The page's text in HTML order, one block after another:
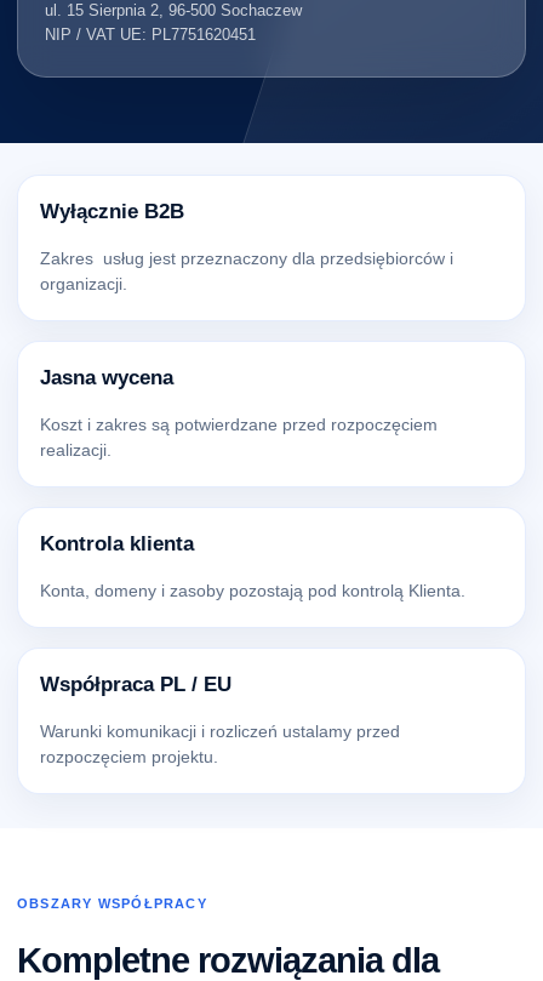
ul. 15 Sierpnia 2, 96-500 Sochaczew
NIP / VAT UE: PL7751620451
Wyłącznie B2B
Zakres usług jest przeznaczony dla przedsiębiorców i
organizacji.
Jasna wycena
Koszt i zakres są potwierdzane przed rozpoczęciem
realizacji.
Kontrola klienta
Konta, domeny i zasoby pozostają pod kontrolą Klienta.
Współpraca PL / EU
Warunki komunikacji i rozliczeń ustalamy przed
rozpoczęciem projektu.
OBSZARY WSPÓŁPRACY
Kompletne rozwiązania dla